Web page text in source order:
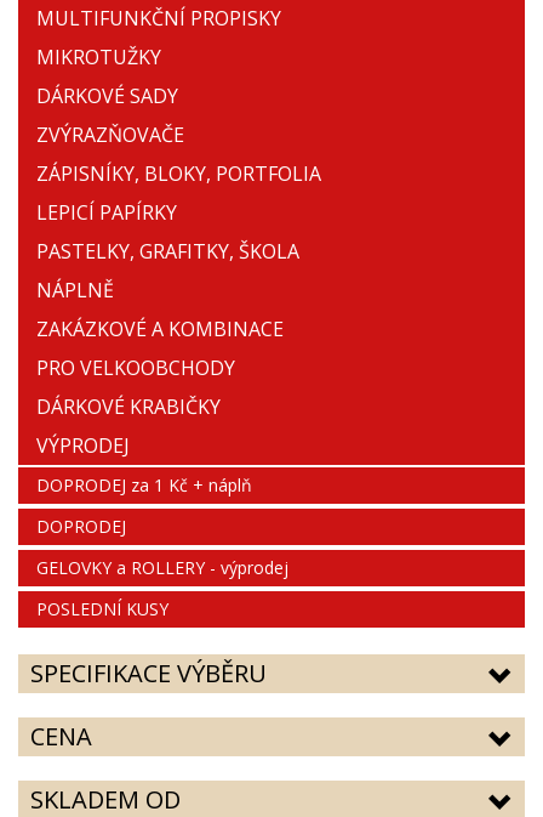
MULTIFUNKČNÍ PROPISKY
MIKROTUŽKY
DÁRKOVÉ SADY
ZVÝRAZŇOVAČE
ZÁPISNÍKY, BLOKY, PORTFOLIA
LEPICÍ PAPÍRKY
PASTELKY, GRAFITKY, ŠKOLA
NÁPLNĚ
ZAKÁZKOVÉ A KOMBINACE
PRO VELKOOBCHODY
DÁRKOVÉ KRABIČKY
VÝPRODEJ
DOPRODEJ za 1 Kč + náplň
DOPRODEJ
GELOVKY a ROLLERY - výprodej
POSLEDNÍ KUSY
SPECIFIKACE VÝBĚRU
CENA
SKLADEM OD